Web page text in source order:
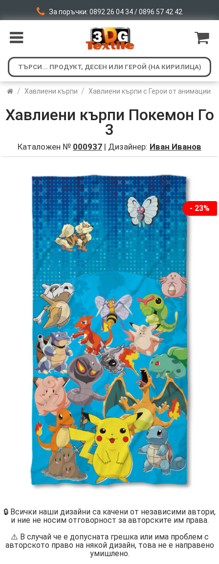
За поръчки: 0892 26 04 34 / 0896 57 42 42
/ Хавлиени кърпи / Хавлиени кърпи с Герои от анимации
Хавлиени кърпи Покемон Го
3
Каталожен № 000937 | Дизайнер: Иван Иванов
- 23%
🔒 Всички наши дизайни са качени от независими автори,
и ние не носим отговорност за авторските им права.
⚠️ В случай че е допусната грешка или има проблем с
авторското право на някой дизайн, това не е направено
умишлено.